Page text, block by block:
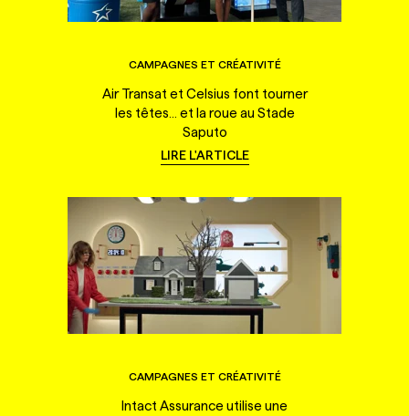
CAMPAGNES ET CRÉATIVITÉ
Air Transat et Celsius font tourner
les têtes... et la roue au Stade
Saputo
LIRE L'ARTICLE
CAMPAGNES ET CRÉATIVITÉ
Intact Assurance utilise une